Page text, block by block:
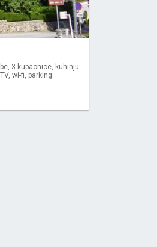
3 kupaonice, kuhinju
wi-fi, parking.